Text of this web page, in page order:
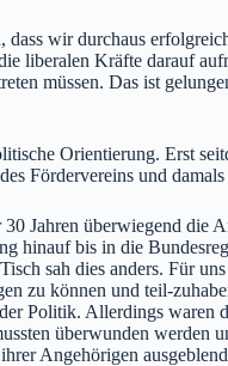
dass wir durchaus
liberalen Kräfte darauf
müssen. Das ist
Orientierung. Erst
Fördervereins und
Jahren überwiegend die
hinauf bis in die
sah dies anders. Für
zu können und teil-
Politik. Allerdings waren
überwunden werden
Angehörigen